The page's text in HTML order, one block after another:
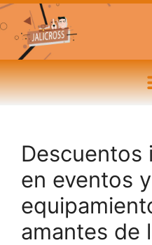
Descuentos
en eventos y
amantes de